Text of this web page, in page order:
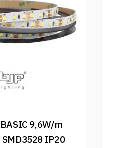
9,6W/m
IP20